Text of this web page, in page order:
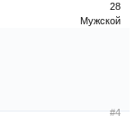
28
Мужской
#4